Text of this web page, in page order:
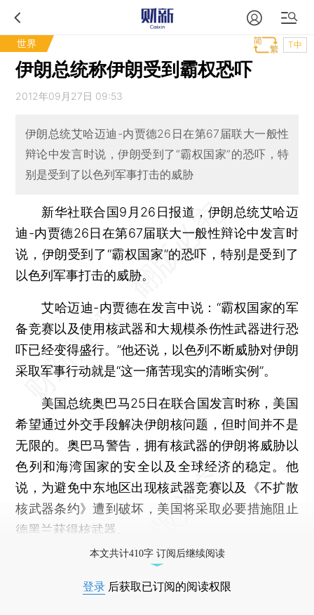
世界 T中
伊朗总统称伊朗受到霸权恐吓
2012年09月27日 09:53
伊朗总统艾哈迈迪-内贾德26日在第67届联大一般性
辩论中发言时说，伊朗受到了“霸权国家”的恐吓，特
别是受到了以色列军事打击的威胁
新华社联合国9月26日报道，伊朗总统艾哈迈
迪-内贾德26日在第67届联大一般性辩论中发言时
说，伊朗受到了“霸权国家”的恐吓，特别是受到了
以色列军事打击的威胁。
艾哈迈迪-内贾德在发言中说：“霸权国家的军
备竞赛以及使用核武器和大规模杀伤性武器进行恐
吓已经变得盛行。”他还说，以色列不断威胁对伊朗
采取军事行动就是“这一痛苦现实的清晰实例”。
美国总统奥巴马25日在联合国发言时称，美国
希望通过外交手段解决伊朗核问题，但时间并不是
无限的。奥巴马警告，拥有核武器的伊朗将威胁以
色列和海湾国家的安全以及全球经济的稳定。他
说，为避免中东地区出现核武器竞赛以及《不扩散
核武器条约》遭到破坏，美国将采取必要措施阻止
德黑兰获得核武器。
本文共计410字 订阅后继续阅读
登录 后获取已订阅的阅读权限